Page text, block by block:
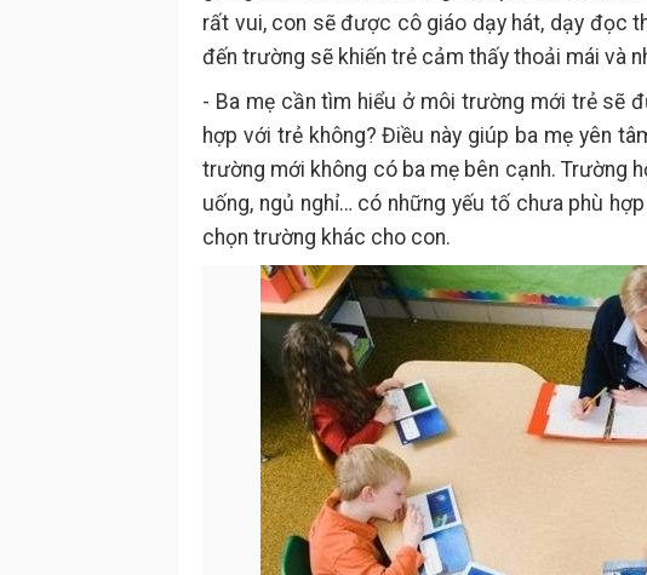
rất vui, con sẽ được cô giáo dạy hát, dạy đọc
đến trường sẽ khiến trẻ cảm thấy thoải mái và
- Ba mẹ cần tìm hiểu ở môi trường mới trẻ sẽ
hợp với trẻ không? Điều này giúp ba mẹ yên
trường mới không có ba mẹ bên cạnh. Trường
uống, ngủ nghỉ… có những yếu tố chưa phù
chọn trường khác cho con.